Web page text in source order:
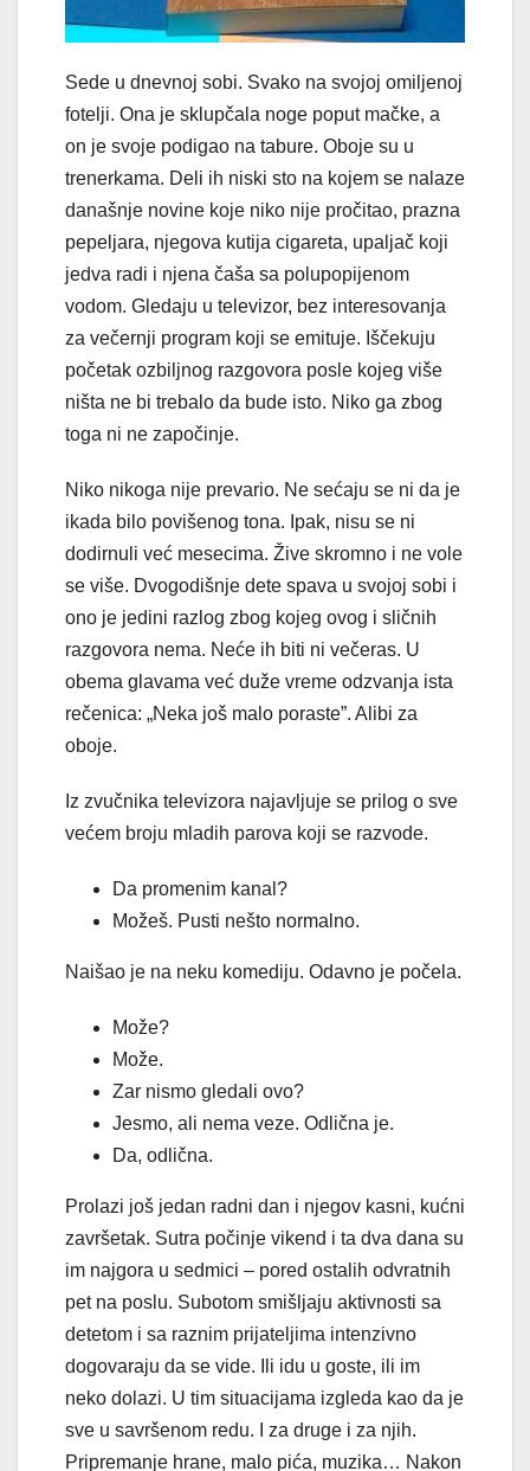
Sede u dnevnoj sobi. Svako na svojoj omiljenoj
fotelji. Ona je sklupčala noge poput mačke, a
on je svoje podigao na tabure. Oboje su u
trenerkama. Deli ih niski sto na kojem se nalaze
današnje novine koje niko nije pročitao, prazna
pepeljara, njegova kutija cigareta, upaljač koji
jedva radi i njena čaša sa polupopijenom
vodom. Gledaju u televizor, bez interesovanja
za večernji program koji se emituje. Iščekuju
početak ozbiljnog razgovora posle kojeg više
ništa ne bi trebalo da bude isto. Niko ga zbog
toga ni ne započinje.
Niko nikoga nije prevario. Ne sećaju se ni da je
ikada bilo povišenog tona. Ipak, nisu se ni
dodirnuli već mesecima. Žive skromno i ne vole
se više. Dvogodišnje dete spava u svojoj sobi i
ono je jedini razlog zbog kojeg ovog i sličnih
razgovora nema. Neće ih biti ni večeras. U
obema glavama već duže vreme odzvanja ista
rečenica: „Neka još malo poraste”. Alibi za
oboje.
Iz zvučnika televizora najavljuje se prilog o sve
većem broju mladih parova koji se razvode.
Da promenim kanal?
Možeš. Pusti nešto normalno.
Naišao je na neku komediju. Odavno je počela.
Može?
Može.
Zar nismo gledali ovo?
Jesmo, ali nema veze. Odlična je.
Da, odlična.
Prolazi još jedan radni dan i njegov kasni, kućni
završetak. Sutra počinje vikend i ta dva dana su
im najgora u sedmici – pored ostalih odvratnih
pet na poslu. Subotom smišljaju aktivnosti sa
detetom i sa raznim prijateljima intenzivno
dogovaraju da se vide. Ili idu u goste, ili im
neko dolazi. U tim situacijama izgleda kao da je
sve u savršenom redu. I za druge i za njih.
Pripremanje hrane, malo pića, muzika… Nakon